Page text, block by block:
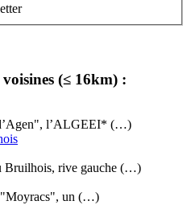
(≤ 16km) :
l’ALGEEI* (…)
Bruilhois, rive gauche (…)
"Moyracs", un (…)